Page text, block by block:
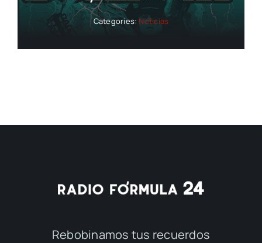
Categories: Noticias
Rebobinamos tus recuerdos